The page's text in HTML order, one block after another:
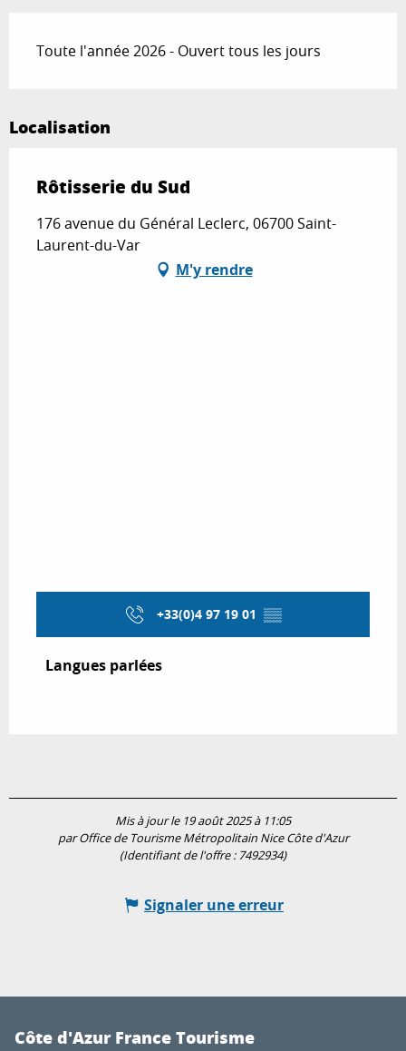
Toute l'année 2026 - Ouvert tous les jours
Localisation
Rôtisserie du Sud
176 avenue du Général Leclerc, 06700 Saint-
Laurent-du-Var
M'y rendre
+33(0)4 97 19 01 ▒▒
Langues parlées
Langues parlées
Mis à jour le 19 août 2025 à 11:05
par Office de Tourisme Métropolitain Nice Côte d'Azur
(Identifiant de l'offre : 7492934)
Signaler une erreur
Côte d'Azur France Tourisme